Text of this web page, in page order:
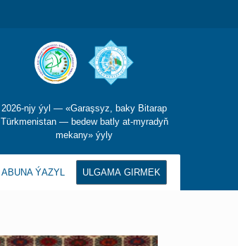
2026-njy ýyl — «Garaşsyz, baky Bitarap
Türkmenistan — bedew batly at-myradyň
mekany» ýyly
ABUNA ÝAZYL ULGAMA GIRMEK